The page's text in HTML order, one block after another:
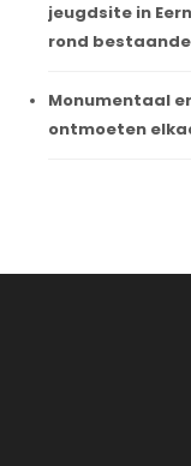
jeugdsite in
rond
Monumentaal
ontmoeten